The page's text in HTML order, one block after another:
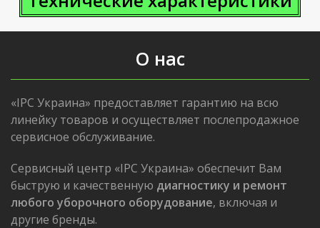
О нас
«IPC Украина» предоставляет гарантию на всю
линейку товаров и осуществляет послепродажное
сервисное обслуживание.
Сервисный центр «IPC Украина» обеспечит Вам
быструю и качественную диагностику и ремонт
любого уборочного оборудование, включая и
другие бренды.